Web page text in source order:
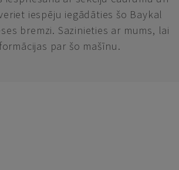
iespēju iegādāties šo Baykal
bremzi. Sazinieties ar mums, lai
par šo mašīnu.